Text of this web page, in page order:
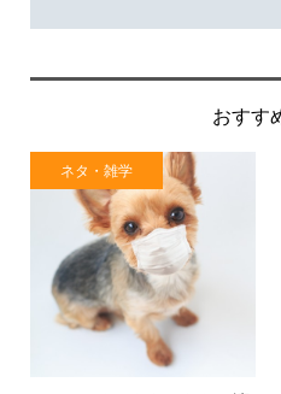
おすす
ネタ・雑学